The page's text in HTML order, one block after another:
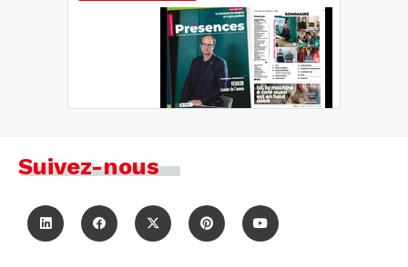
Suivez-nous